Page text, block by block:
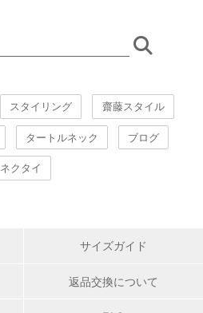
スタイリング 齋藤スタイル
タートルネック ブログ
ネクタイ
サイズガイド
返品交換について